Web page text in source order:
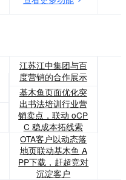
江苏江中集团与百
度营销的合作展示
基木鱼页面优化突
出书法培训行业营
销卖点，联动 oCP
C 稳成本拓线索
OTA客户以动态落
地页联动基木鱼 A
PP下载，赶超竞对
沉淀客户